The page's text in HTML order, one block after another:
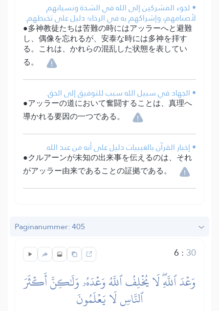
• لجوء المشركين إلى الله في الشدة ونسيانهم
لأصنامهم، وإشراكهم به في الرخاء؛ دليل على تخبطهم.
●多神教徒たちは苦難の時にはアッラーへと避難
し、偶像を忘れるが、安泰な時には多神を拝す
る。これは、かれらの混乱した状態を表してい
る。
• الجهاد في سبيل الله سبب للتوفيق إلى الحق.
●アッラーの道において奮闘することは、真理へ
導かれる要因の一つである。
• إخبار القرآن بالغيبيات دليل على أنه من عند الله.
●クルアーンが未知の出来事を伝えるのは、それ
がアッラー由来であることの証拠である。
Paginanummer: 405
6: 30
وَعۡدَ ٱللَّهِۖ لَا يُخۡلِفُ ٱللَّهُ وَعۡدَهُۥ وَلَٰكِنَّ أَكۡثَرَ
ٱلنَّاسِ لَا يَعۡلَمُونَ